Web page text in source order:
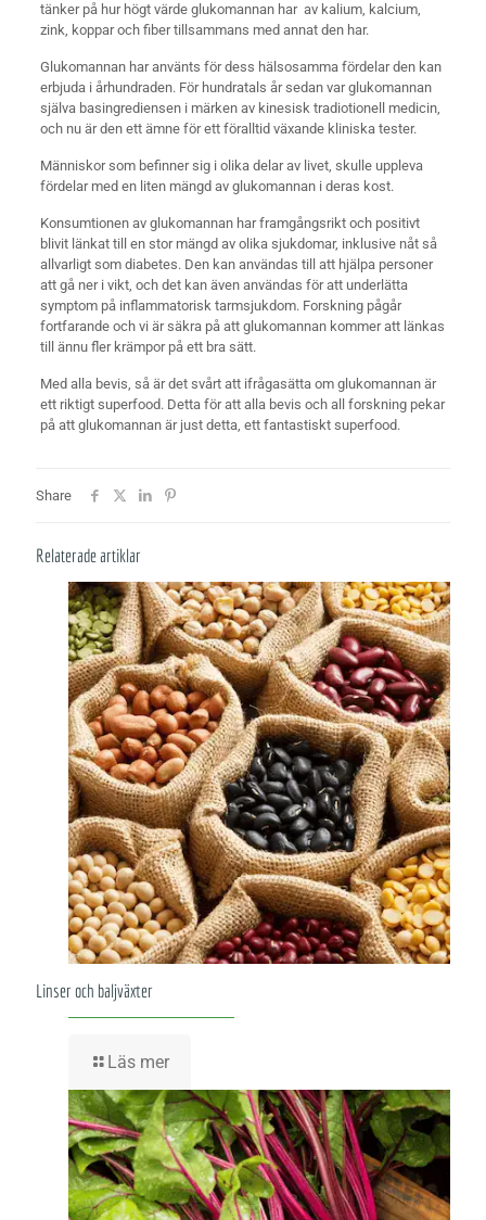
tänker på hur högt värde glukomannan har av kalium, kalcium,
zink, koppar och fiber tillsammans med annat den har.
Glukomannan har använts för dess hälsosamma fördelar den kan
erbjuda i århundraden. För hundratals år sedan var glukomannan
själva basingrediensen i märken av kinesisk tradiotionell medicin,
och nu är den ett ämne för ett föralltid växande kliniska tester.
Människor som befinner sig i olika delar av livet, skulle uppleva
fördelar med en liten mängd av glukomannan i deras kost.
Konsumtionen av glukomannan har framgångsrikt och positivt
blivit länkat till en stor mängd av olika sjukdomar, inklusive nåt så
allvarligt som diabetes. Den kan användas till att hjälpa personer
att gå ner i vikt, och det kan även användas för att underlätta
symptom på inflammatorisk tarmsjukdom. Forskning pågår
fortfarande och vi är säkra på att glukomannan kommer att länkas
till ännu fler krämpor på ett bra sätt.
Med alla bevis, så är det svårt att ifrågasätta om glukomannan är
ett riktigt superfood. Detta för att alla bevis och all forskning pekar
på att glukomannan är just detta, ett fantastiskt superfood.
Share
Relaterade artiklar
Linser och baljväxter
Läs mer